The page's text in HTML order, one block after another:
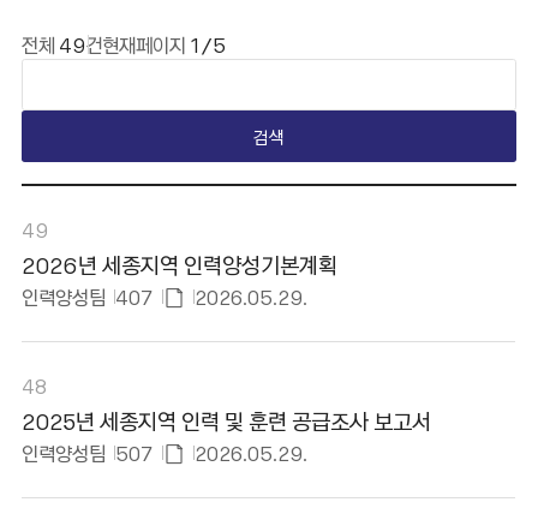
전체 49건현재페이지 1/5
검색
49
2026년 세종지역 인력양성기본계획
인력양성팀 407
일
있
음
2026.05.29.
48
2025년 세종지역 인력 및 훈련 공급조사 보고서
인력양성팀 507
2026.05.29.